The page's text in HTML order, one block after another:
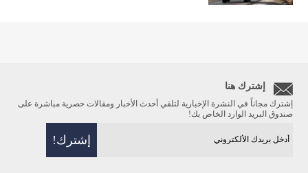
إشترك هنا
إشترك مجاناً في النشرة الإخبارية لتلقي أحدث الأخبار ومقالات حصرية مباشرة على
صندوق البريد الوارد الخاص بك!